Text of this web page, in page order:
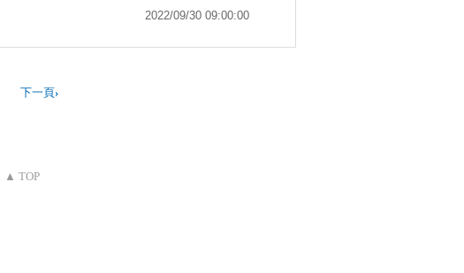
2022/09/30 09:00:00
下一頁›
▲ TOP